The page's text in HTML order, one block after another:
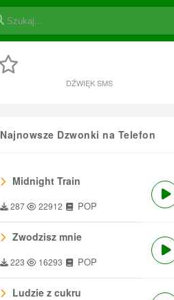
DŹWIĘK SMS
Najnowsze Dzwonki na Telefon
Midnight Train
287 22912 POP
Zwodzisz mnie
223 16293 POP
Ludzie z cukru